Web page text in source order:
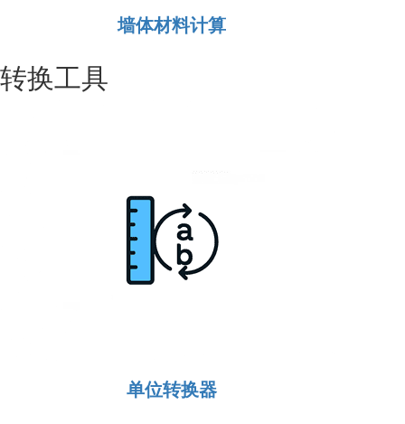
墙体材料计算
转换工具
单位转换器